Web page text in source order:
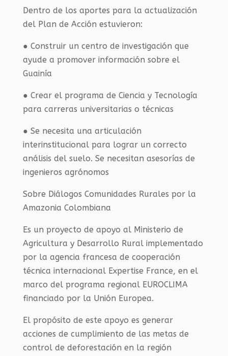
Dentro de los aportes para la actualización
del Plan de Acción estuvieron:
● Construir un centro de investigación que
ayude a promover información sobre el
Guainía
● Crear el programa de Ciencia y Tecnología
para carreras universitarias o técnicas
● Se necesita una articulación
interinstitucional para lograr un correcto
análisis del suelo. Se necesitan asesorías de
ingenieros agrónomos
Sobre Diálogos Comunidades Rurales por la
Amazonia Colombiana
Es un proyecto de apoyo al Ministerio de
Agricultura y Desarrollo Rural implementado
por la agencia francesa de cooperación
técnica internacional Expertise France, en el
marco del programa regional EUROCLIMA
financiado por la Unión Europea.
El propósito de este apoyo es generar
acciones de cumplimiento de las metas de
control de deforestación en la región